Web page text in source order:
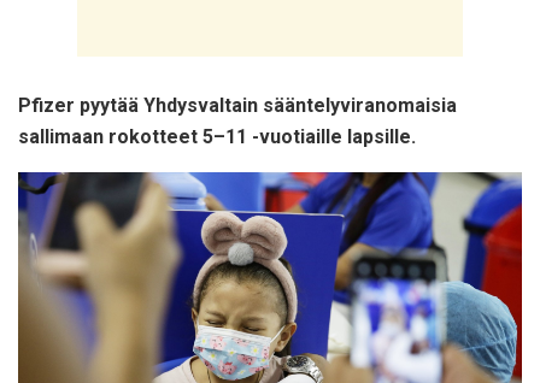
Pfizer pyytää Yhdysvaltain sääntelyviranomaisia ​​
sallimaan rokotteet 5–11 -vuotiaille lapsille.